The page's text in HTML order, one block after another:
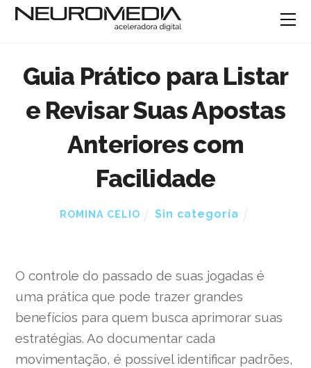
Guia Prático para Listar
e Revisar Suas Apostas
Anteriores com
Facilidade
ROMINA CELIO Sin categoría
O controle do passado de suas jogadas é
uma prática que pode trazer grandes
benefícios para quem busca aprimorar suas
estratégias. Ao documentar cada
movimentação, é possível identificar padrões,